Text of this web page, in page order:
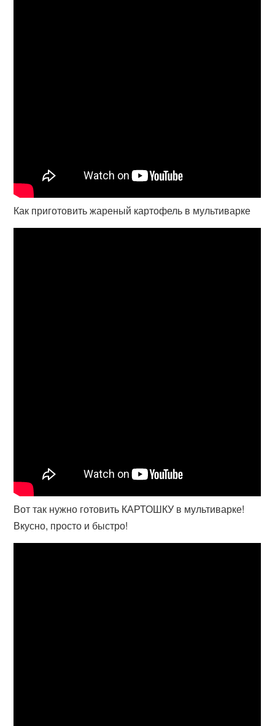
Как приготовить жареный картофель в мультиварке
Вот так нужно готовить КАРТОШКУ в мультиварке!
Вкусно, просто и быстро!